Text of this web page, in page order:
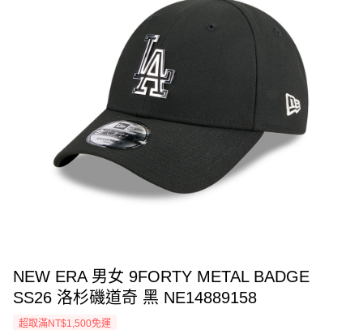
NEW ERA 男女 9FORTY METAL BADGE
SS26 洛杉磯道奇 黑 NE14889158
超取滿NT$1,500免運